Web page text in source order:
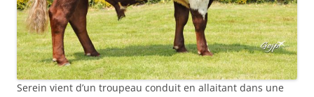
Serein vient d’un troupeau conduit en allaitant dans une